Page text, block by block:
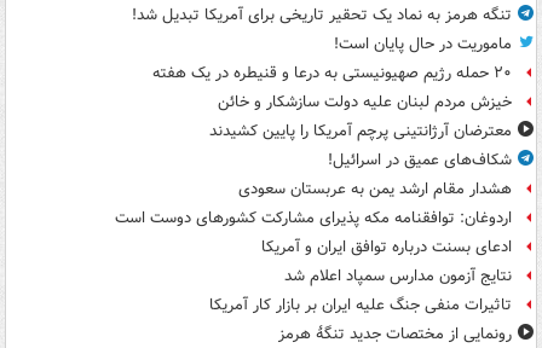
تنگه هرمز به نماد یک تحقیر تاریخی برای آمریکا تبدیل شد!
ماموریت در حال پایان است!
۲۰ حمله رژیم صهیونیستی به درعا و قنیطره در یک هفته
خیزش مردم لبنان علیه دولت سازشکار و خائن
معترضان آرژانتینی پرچم آمریکا را پایین کشیدند
شکاف‌های عمیق در اسرائیل!
هشدار مقام ارشد یمن به عربستان سعودی
اردوغان: توافقنامه مکه پذیرای مشارکت کشورهای دوست است
ادعای بسنت درباره توافق ایران و آمریکا
نتایج آزمون مدارس سمپاد اعلام شد
تاثیرات منفی جنگ علیه ایران بر بازار کار آمریکا
رونمایی از مختصات جدید تنگۀ هرمز